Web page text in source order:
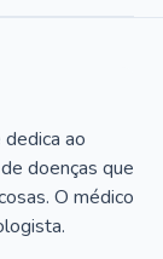
ao
doenças que
O médico